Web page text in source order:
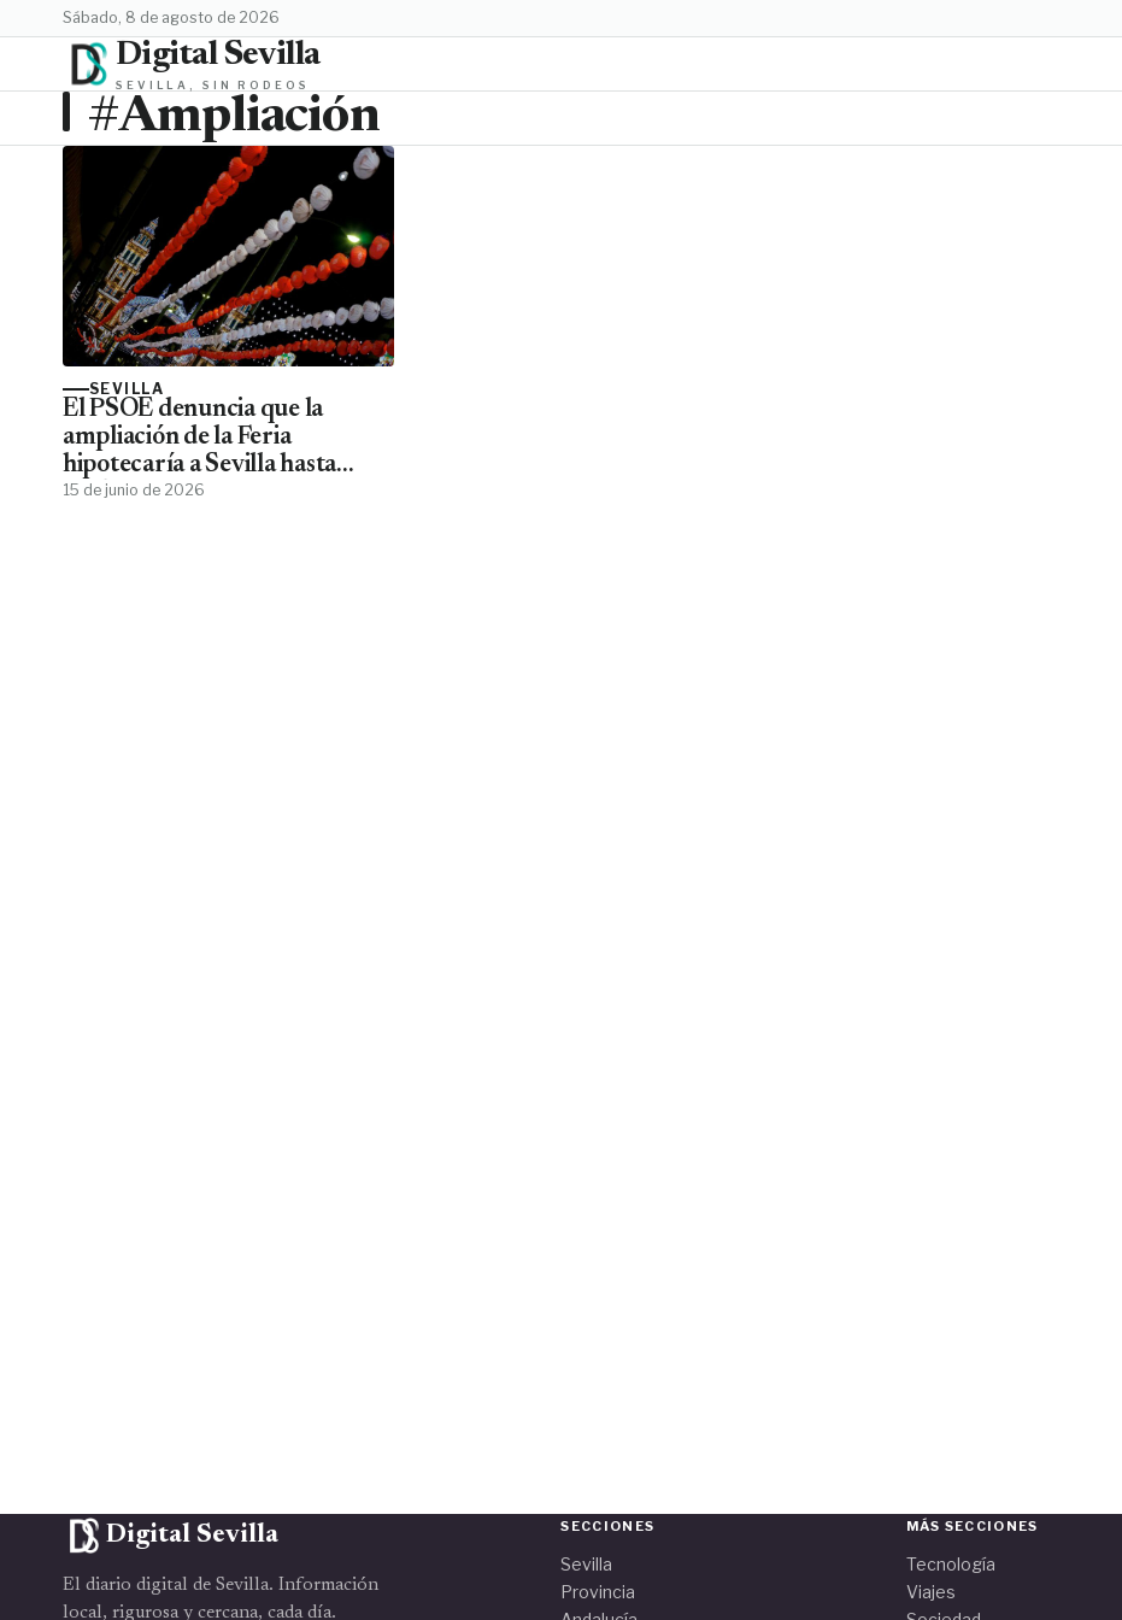
sábado, 8 de agosto de 2026
Digital Sevilla
SEVILLA, SIN RODEOS
#Ampliación
SEVILLA
El PSOE denuncia que la
ampliación de la Feria
hipotecaría a Sevilla hasta
2054
15 de junio de 2026
Digital Sevilla
El diario digital de Sevilla. Información
local, rigurosa y cercana, cada día.
SECCIONES
Sevilla
Provincia
MÁS SECCIONES
Tecnología
Viajes